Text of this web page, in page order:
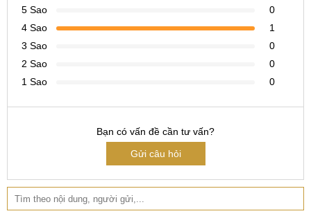
5 Sao
0
4 Sao
1
3 Sao
0
2 Sao
0
1 Sao
0
Bạn có vấn đề cần tư vấn?
Gửi câu hỏi